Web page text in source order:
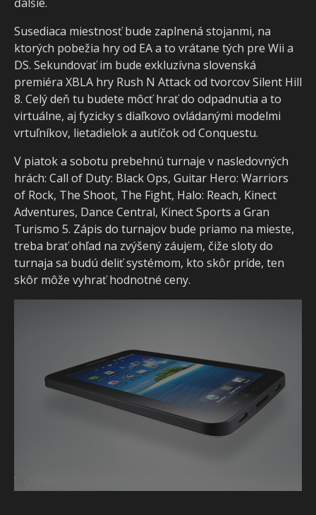
Susediaca miestnosť bude zaplnená stojanmi, na
ktorých pobežia hry od EA a to vrátane tých pre Wii a
DS. Sekundovať im bude exkluzívna slovenská
premiéra XBLA hry Rush N Attack od tvorcov Silent Hill
8. Celý deň tu budete môcť hrať do odpadnutia a to
virtuálne, aj fyzicky s diaľkovo ovládanými modelmi
vrtuľníkov, lietadielok a autíčok od Conquestu.
V piatok a sobotu prebehnú turnaje v nasledovných
hrách: Call of Duty: Black Ops, Guitar Hero: Warriors
of Rock, The Shoot, The Fight, Halo: Reach, Kinect
Adventures, Dance Central, Kinect Sports a Gran
Turismo 5. Zápis do turnajov bude priamo na mieste,
treba brať ohľad na zvýšený záujem, čiže sloty do
turnaja sa budú deliť systémom, kto skôr príde, ten
skôr môže vyhrať hodnotné ceny.